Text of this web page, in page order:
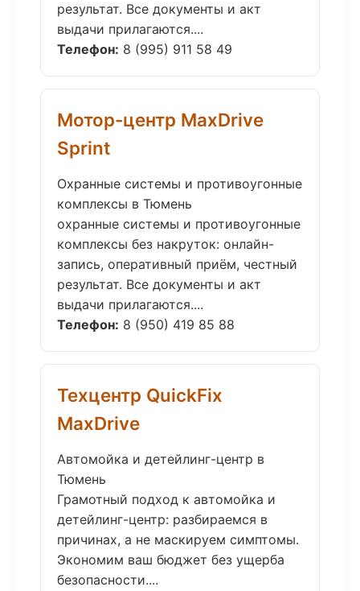
результат. Все документы и акт
выдачи прилагаются....
Телефон: 8 (995) 911 58 49
Мотор-центр MaxDrive
Sprint
Охранные системы и противоугонные
комплексы в Тюмень
охранные системы и противоугонные
комплексы без накруток: онлайн-
запись, оперативный приём, честный
результат. Все документы и акт
выдачи прилагаются....
Телефон: 8 (950) 419 85 88
Техцентр QuickFix
MaxDrive
Автомойка и детейлинг-центр в
Тюмень
Грамотный подход к автомойка и
детейлинг-центр: разбираемся в
причинах, а не маскируем симптомы.
Экономим ваш бюджет без ущерба
безопасности....